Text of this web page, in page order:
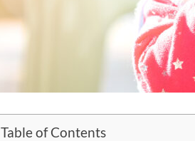
Table of Contents